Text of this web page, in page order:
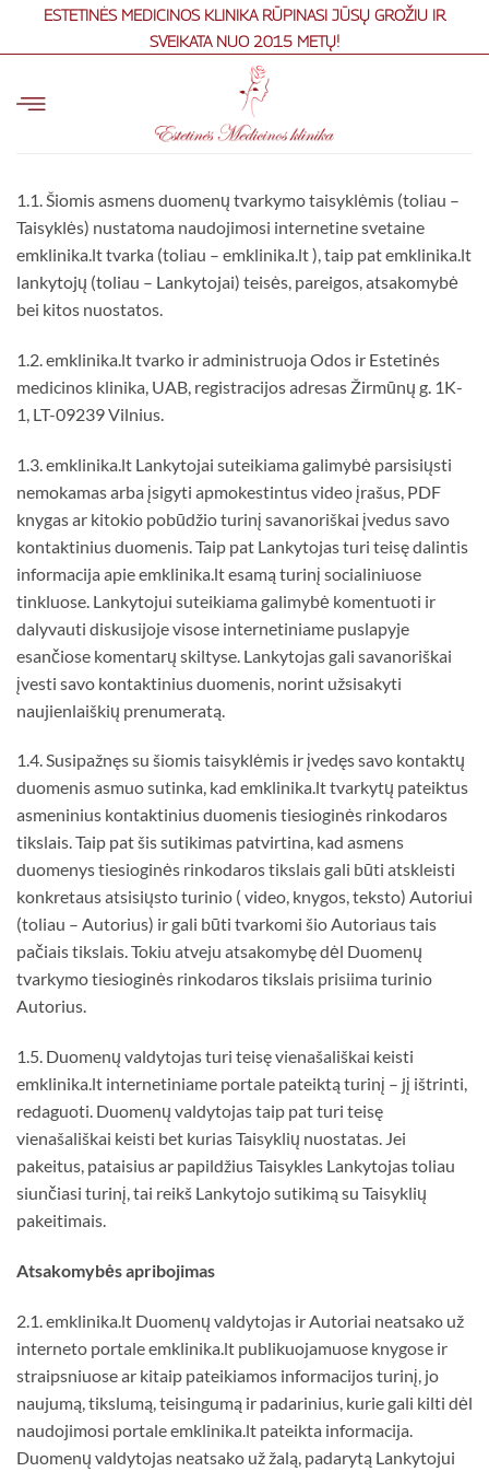
ESTETINĖS MEDICINOS KLINIKA RŪPINASI JŪSŲ GROŽIU IR
SVEIKATA NUO 2015 METŲ!
1.1. Šiomis asmens duomenų tvarkymo taisyklėmis (toliau –
Taisyklės) nustatoma naudojimosi internetine svetaine
emklinika.lt tvarka (toliau – emklinika.lt ), taip pat emklinika.lt
lankytojų (toliau – Lankytojai) teisės, pareigos, atsakomybė
bei kitos nuostatos.
1.2. emklinika.lt tvarko ir administruoja Odos ir Estetinės
medicinos klinika, UAB, registracijos adresas Žirmūnų g. 1K-
1, LT-09239 Vilnius.
1.3. emklinika.lt Lankytojai suteikiama galimybė parsisiųsti
nemokamas arba įsigyti apmokestintus video įrašus, PDF
knygas ar kitokio pobūdžio turinį savanoriškai įvedus savo
kontaktinius duomenis. Taip pat Lankytojas turi teisę dalintis
informacija apie emklinika.lt esamą turinį socialiniuose
tinkluose. Lankytojui suteikiama galimybė komentuoti ir
dalyvauti diskusijoje visose internetiniame puslapyje
esančiose komentarų skiltyse. Lankytojas gali savanoriškai
įvesti savo kontaktinius duomenis, norint užsisakyti
naujienlaiškių prenumeratą.
1.4. Susipažnęs su šiomis taisyklėmis ir įvedęs savo kontaktų
duomenis asmuo sutinka, kad emklinika.lt tvarkytų pateiktus
asmeninius kontaktinius duomenis tiesioginės rinkodaros
tikslais. Taip pat šis sutikimas patvirtina, kad asmens
duomenys tiesioginės rinkodaros tikslais gali būti atskleisti
konkretaus atsisiųsto turinio ( video, knygos, teksto) Autoriui
(toliau – Autorius) ir gali būti tvarkomi šio Autoriaus tais
pačiais tikslais. Tokiu atveju atsakomybę dėl Duomenų
tvarkymo tiesioginės rinkodaros tikslais prisiima turinio
Autorius.
1.5. Duomenų valdytojas turi teisę vienašališkai keisti
emklinika.lt internetiniame portale pateiktą turinį – jį ištrinti,
redaguoti. Duomenų valdytojas taip pat turi teisę
vienašališkai keisti bet kurias Taisyklių nuostatas. Jei
pakeitus, pataisius ar papildžius Taisykles Lankytojas toliau
siunčiasi turinį, tai reikš Lankytojo sutikimą su Taisyklių
pakeitimais.
Atsakomybės apribojimas
2.1. emklinika.lt Duomenų valdytojas ir Autoriai neatsako už
interneto portale emklinika.lt publikuojamuose knygose ir
straipsniuose ar kitaip pateikiamos informacijos turinį, jo
naujumą, tikslumą, teisingumą ir padarinius, kurie gali kilti dėl
naudojimosi portale emklinika.lt pateikta informacija.
Duomenų valdytojas neatsako už žalą, padarytą Lankytojui